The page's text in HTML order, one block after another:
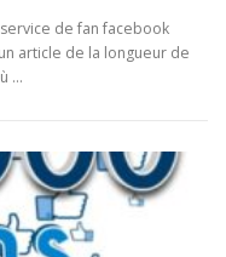
de fan facebook
article de la longueur de
…